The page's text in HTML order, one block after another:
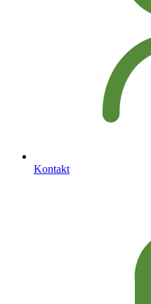
Kontakt